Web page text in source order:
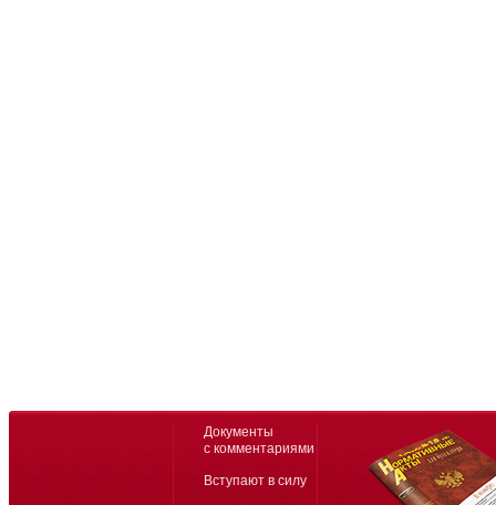
Документы
с комментариями
Вступают в силу